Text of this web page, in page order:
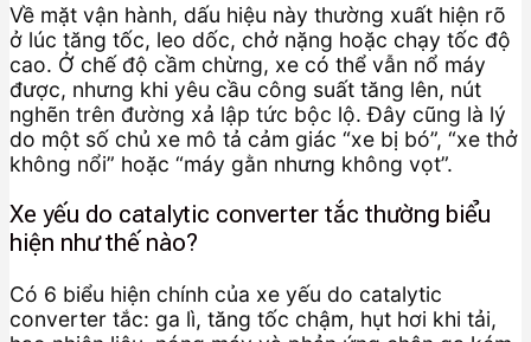
Về mặt vận hành, dấu hiệu này thường xuất hiện rõ
ở lúc tăng tốc, leo dốc, chở nặng hoặc chạy tốc độ
cao. Ở chế độ cầm chừng, xe có thể vẫn nổ máy
được, nhưng khi yêu cầu công suất tăng lên, nút
nghẽn trên đường xả lập tức bộc lộ. Đây cũng là lý
do một số chủ xe mô tả cảm giác “xe bị bó”, “xe thở
không nổi” hoặc “máy gằn nhưng không vọt”.
Xe yếu do catalytic converter tắc thường biểu
hiện như thế nào?
Có 6 biểu hiện chính của xe yếu do catalytic
converter tắc: ga lì, tăng tốc chậm, hụt hơi khi tải,